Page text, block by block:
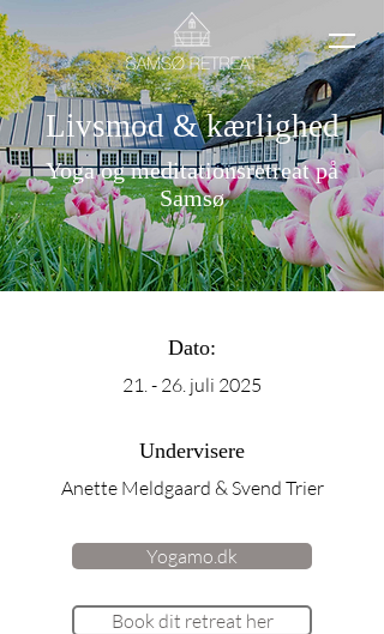
Livsmod & kærlighed
Yoga og meditationsretreat på
Samsø
Dato:
21. - 26. juli 2025
Undervisere
Anette Meldgaard & Svend Trier
Yogamo.dk
Book dit retreat her